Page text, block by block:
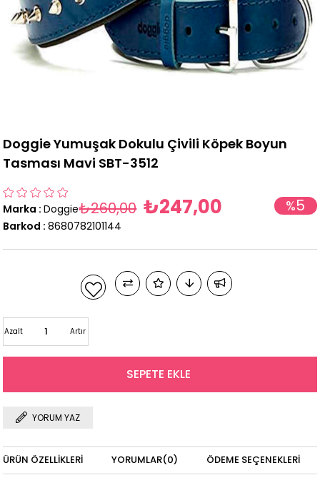
Doggie Yumuşak Dokulu Çivili Köpek Boyun
Tasması Mavi SBT-3512
Marka : Doggie %5
₺260,00 ₺247,00
Barkod : 8680782101144
Artır
Azalt
YORUM YAZ
ÜRÜN ÖZELLIKLERI YORUMLAR(0) ÖDEME SEÇENEKLERI